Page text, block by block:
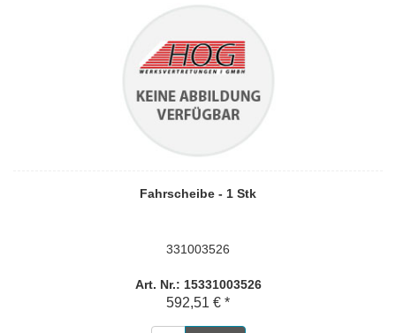
Fahrscheibe - 1 Stk
331003526
Art. Nr.: 15331003526
592,51 € *